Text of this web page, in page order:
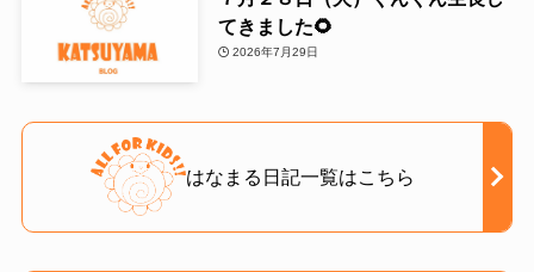
てきました🌻
2026年7月29日
はなまる日記一覧はこちら